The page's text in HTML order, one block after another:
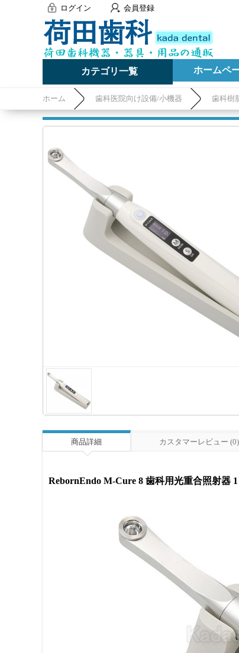
ログイン 会員登録
カテゴリ一覧 ホームペ
ホーム 歯科医院向け設備/小機器 歯科樹
商品詳細 カスタマーレビュー (0)
RebornEndo M-Cure 8 歯科用光重合照射器